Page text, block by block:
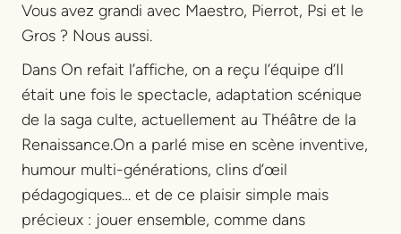
Vous avez grandi avec Maestro, Pierrot, Psi et le
Gros ? Nous aussi.
Dans On refait l’affiche, on a reçu l’équipe d’Il
était une fois le spectacle, adaptation scénique
de la saga culte, actuellement au Théâtre de la
Renaissance.On a parlé mise en scène inventive,
humour multi-générations, clins d’œil
pédagogiques… et de ce plaisir simple mais
précieux : jouer ensemble, comme dans